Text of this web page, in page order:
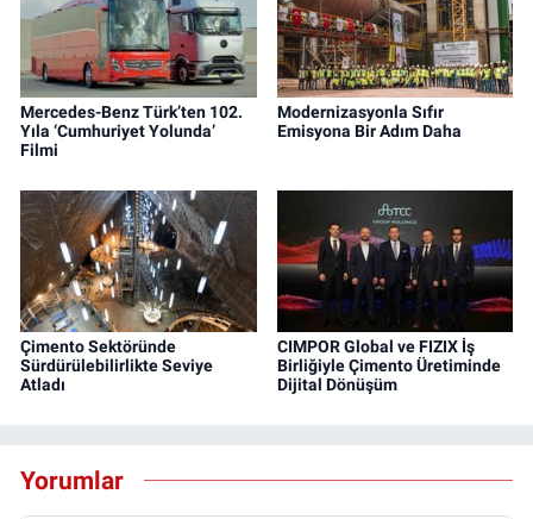
Mercedes-Benz Türk’ten 102.
Yıla ‘Cumhuriyet Yolunda’
Filmi
Modernizasyonla Sıfır
Emisyona Bir Adım Daha
Çimento Sektöründe
Sürdürülebilirlikte Seviye
Atladı
CIMPOR Global ve FIZIX İş
Birliğiyle Çimento Üretiminde
Dijital Dönüşüm
Yorumlar